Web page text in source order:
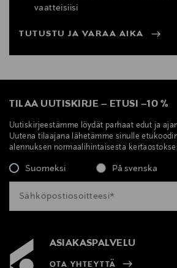
vaatteisiisi
TUTUSTU JA VARAA AIKA
TILAA UUTISKIRJE – ETUSI –10 %
Uutiskirjeestämme löydät parhaat edut ja
Uutena tilaajana lähetämme sinulle
alennuksen normaalihintaisesta
Suomeksi På svenska
ASIAKASPALVELU
OTA YHTEYTTÄ